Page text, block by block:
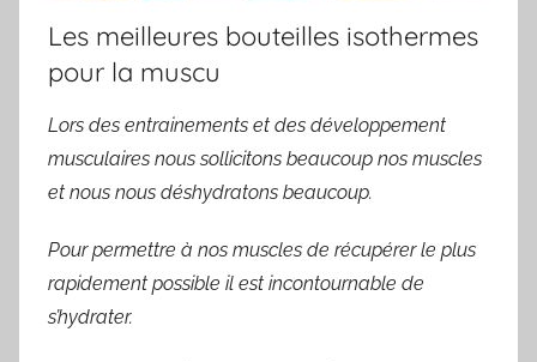
Les meilleures bouteilles isothermes
pour la muscu
Lors des entrainements et des développement
musculaires nous sollicitons beaucoup nos muscles
et nous nous déshydratons beaucoup.
Pour permettre à nos muscles de récupérer le plus
rapidement possible il est incontournable de
s’hydrater.